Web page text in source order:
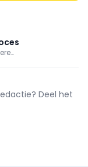
van
Deel het